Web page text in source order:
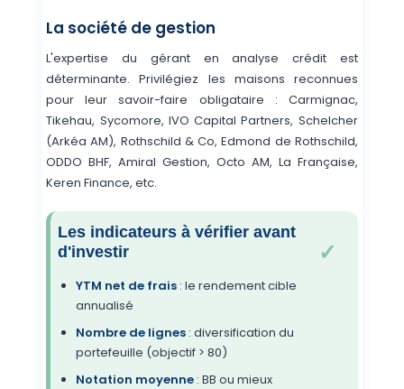
La société de gestion
L'expertise du gérant en analyse crédit est
déterminante. Privilégiez les maisons reconnues
pour leur savoir-faire obligataire : Carmignac,
Tikehau, Sycomore, IVO Capital Partners, Schelcher
(Arkéa AM), Rothschild & Co, Edmond de Rothschild,
ODDO BHF, Amiral Gestion, Octo AM, La Française,
Keren Finance, etc.
Les indicateurs à vérifier avant
d'investir
YTM net de frais : le rendement cible
annualisé
Nombre de lignes : diversification du
portefeuille (objectif > 80)
Notation moyenne : BB ou mieux